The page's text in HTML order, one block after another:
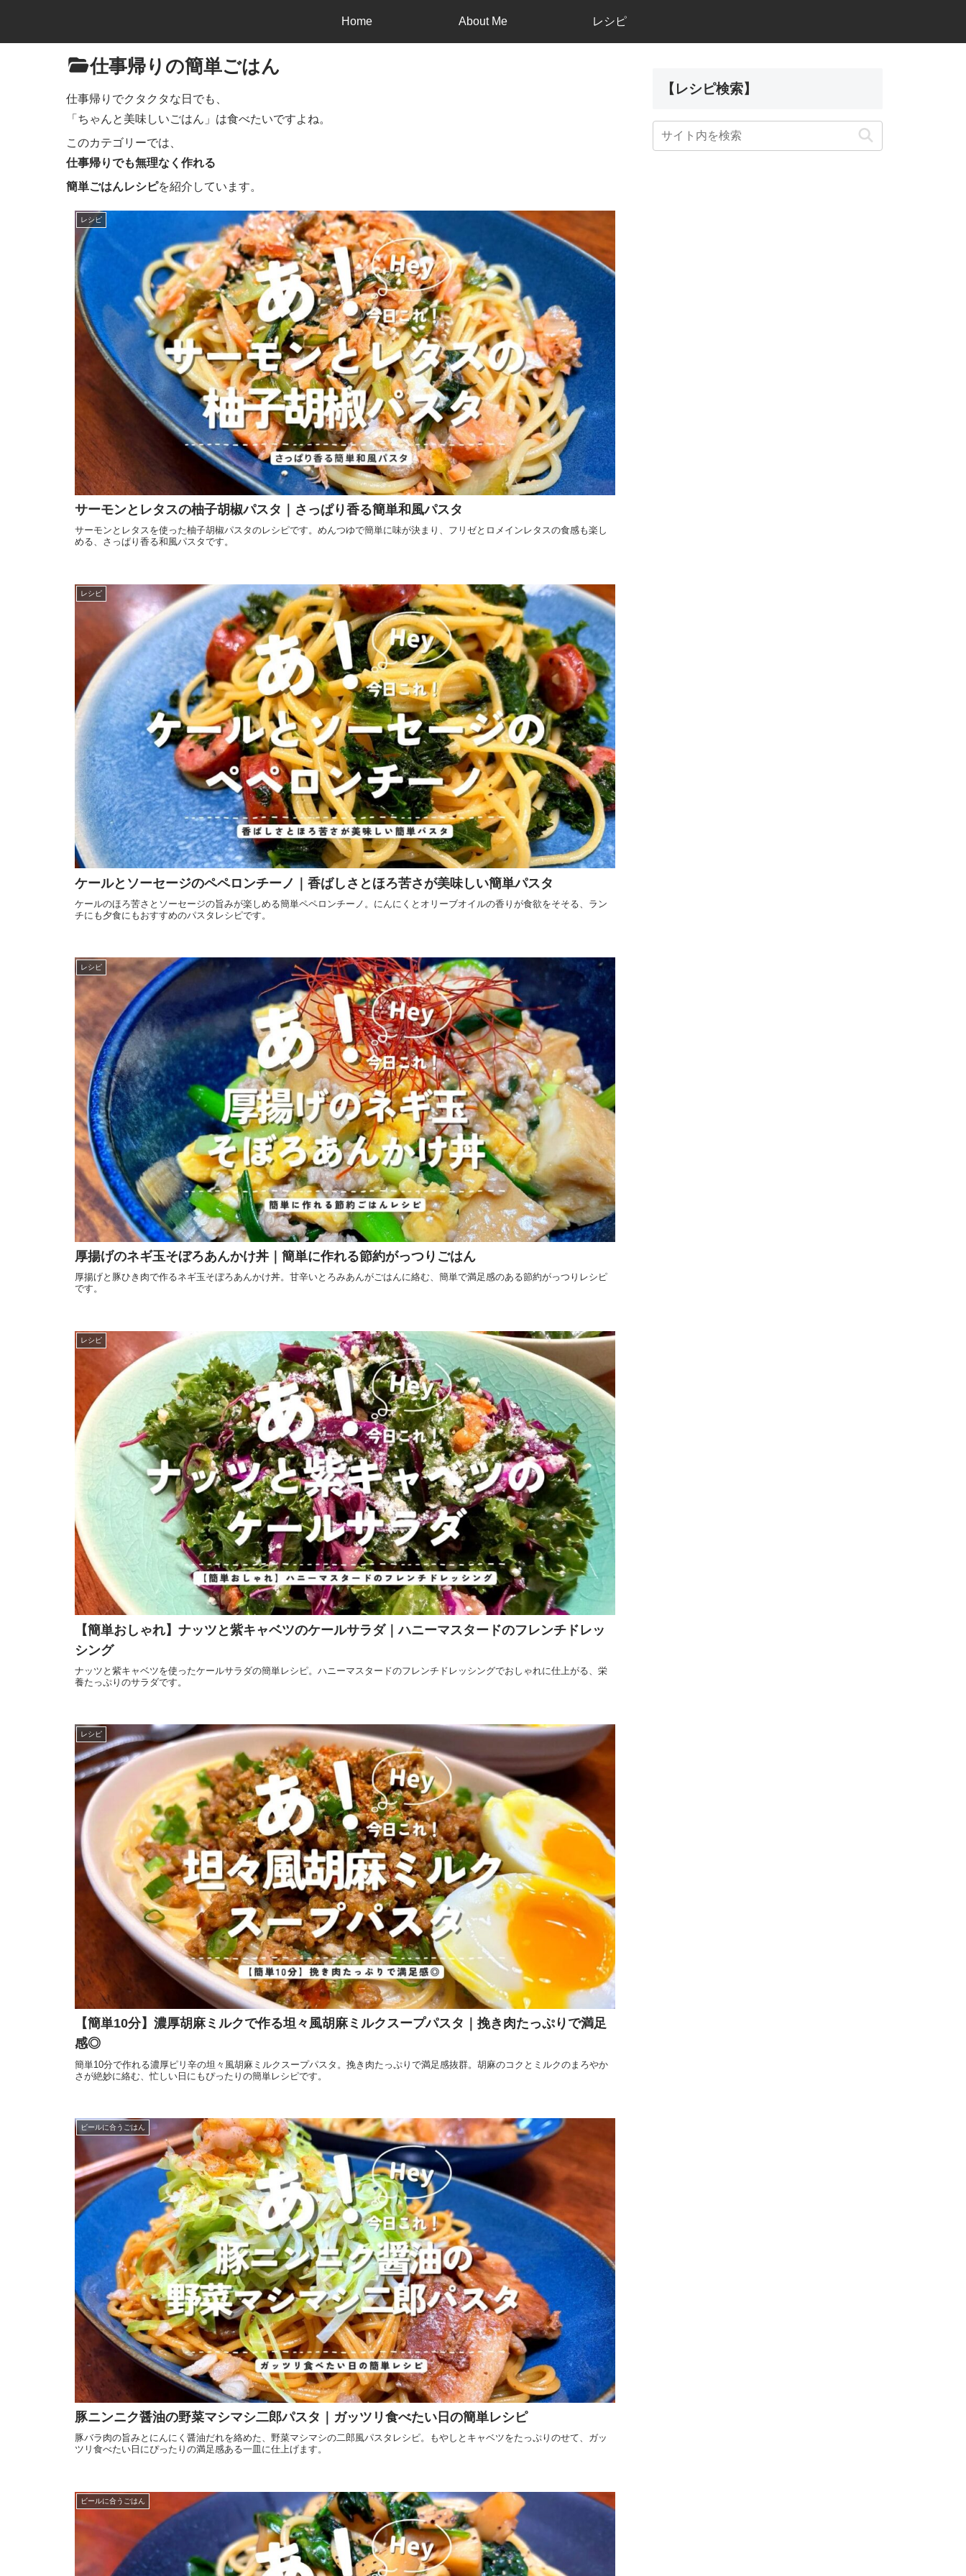
Home About Me レシピ
仕事帰りの簡単ごはん
仕事帰りでクタクタな日でも、
「ちゃんと美味しいごはん」は食べたいですよね。
このカテゴリーでは、
仕事帰りでも無理なく作れる
簡単ごはんレシピを紹介しています。
レシピ
サーモンとレタスの柚子胡椒パスタ｜さっぱり香る簡単和風パスタ
サーモンとレタスを使った柚子胡椒パスタのレシピです。めんつゆで簡単に味が決まり、フリゼとロメインレタスの食感も楽し
める、さっぱり香る和風パスタです。
レシピ
ケールとソーセージのペペロンチーノ｜香ばしさとほろ苦さが美味しい簡単パスタ
ケールのほろ苦さとソーセージの旨みが楽しめる簡単ペペロンチーノ。にんにくとオリーブオイルの香りが食欲をそそる、ラン
チにも夕食にもおすすめのパスタレシピです。
レシピ
厚揚げのネギ玉そぼろあんかけ丼｜簡単に作れる節約がっつりごはん
厚揚げと豚ひき肉で作るネギ玉そぼろあんかけ丼。甘辛いとろみあんがごはんに絡む、簡単で満足感のある節約がっつりレシピ
です。
レシピ
【簡単おしゃれ】ナッツと紫キャベツのケールサラダ｜ハニーマスタードのフレンチドレッ
シング
ナッツと紫キャベツを使ったケールサラダの簡単レシピ。ハニーマスタードのフレンチドレッシングでおしゃれに仕上がる、栄
養たっぷりのサラダです。
レシピ
【簡単10分】濃厚胡麻ミルクで作る坦々風胡麻ミルクスープパスタ｜挽き肉たっぷりで満足
感◎
簡単10分で作れる濃厚ピリ辛の坦々風胡麻ミルクスープパスタ。挽き肉たっぷりで満足感抜群。胡麻のコクとミルクのまろやか
さが絶妙に絡む、忙しい日にもぴったりの簡単レシピです。
ビールに合うごはん
豚ニンニク醤油の野菜マシマシ二郎パスタ｜ガッツリ食べたい日の簡単レシピ
豚バラ肉の旨みとにんにく醤油だれを絡めた、野菜マシマシの二郎風パスタレシピ。もやしとキャベツをたっぷりのせて、ガッ
ツリ食べたい日にぴったりの満足感ある一皿に仕上げます。
ビールに合うごはん
【レシピ検索】